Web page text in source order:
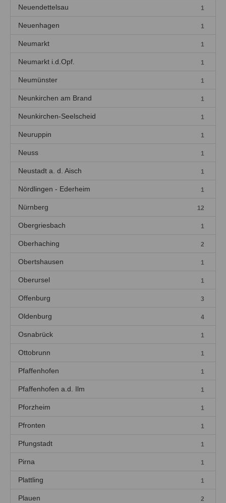
Neuendettelsau 1
Neuenhagen 1
Neumarkt 1
Neumarkt i.d.Opf. 1
Neumünster 1
Neunkirchen am Brand 1
Neunkirchen-Seelscheid 1
Neuruppin 1
Neuss 1
Neustadt a. d. Aisch 1
Nördlingen - Ederheim 1
Nürnberg 12
Obergriesbach 1
Oberhaching 2
Obertshausen 1
Oberursel 1
Offenburg 3
Oldenburg 4
Osnabrück 1
Ottobrunn 1
Pfaffenhofen 1
Pfaffenhofen a.d. Ilm 1
Pforzheim 1
Pfronten 1
Pfungstadt 1
Pirna 1
Plattling 1
Plauen 2